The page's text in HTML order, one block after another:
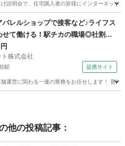
説明会で、住宅購入者の皆様にインターネッ
パレルショップで接客など♪ライフス
せて働ける！駅チカの職場◎社割あ
株式会社
駅 提携サイト
舗運営に関わる一連の業務をお任せします！
他の投稿記事：